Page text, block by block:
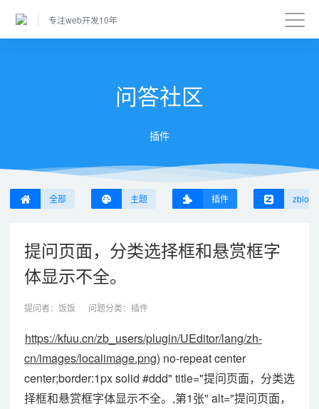
专注web开发10年
问答社区
插件
全部 主题 插件 zblog
提问页面，分类选择框和悬赏框字
体显示不全。
提问者： 饭饭 问题分类： 插件
https://kfuu.cn/zb_users/plugin/UEditor/lang/zh-
cn/images/localimage.png) no-repeat center
center;border:1px solid #ddd" title="提问页面，分类选
择框和悬赏框字体显示不全。,第1张" alt="提问页面，